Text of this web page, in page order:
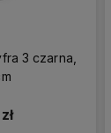
3 czarna,